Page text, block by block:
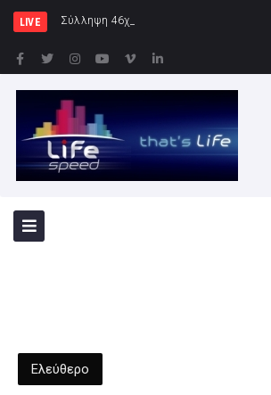
LIVE Σύλληψη 46χρονης για παράβαση της
Ελεύθερο